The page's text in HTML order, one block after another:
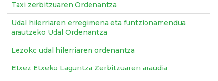
Taxi zerbitzuaren Ordenantza
Udal hilerriaren erregimena eta funtzionamendua
arautzeko Udal Ordenantza
Lezoko udal hilerriaren ordenantza
Etxez Etxeko Laguntza Zerbitzuaren araudia